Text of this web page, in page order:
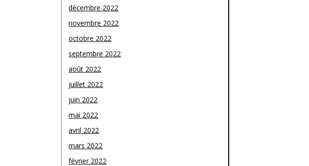
décembre 2022
novembre 2022
octobre 2022
septembre 2022
août 2022
juillet 2022
juin 2022
mai 2022
avril 2022
mars 2022
février 2022